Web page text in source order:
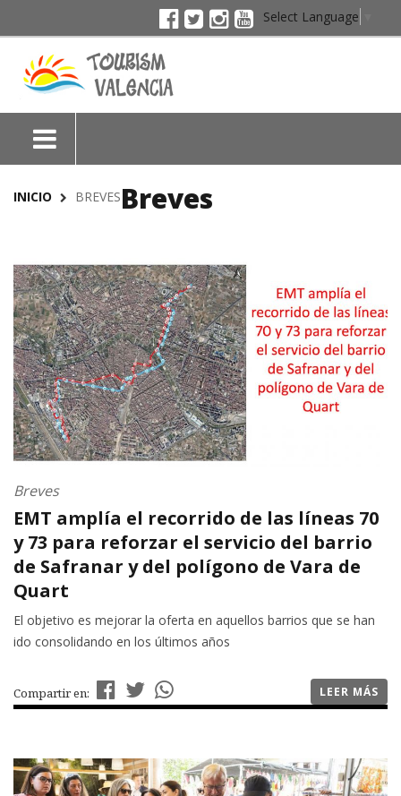
Select Language
Breves
INICIO BREVES
Breves
EMT amplía el recorrido de las líneas 70
y 73 para reforzar el servicio del barrio
de Safranar y del polígono de Vara de
Quart
El objetivo es mejorar la oferta en aquellos barrios que se han
ido consolidando en los últimos años
Compartir en: LEER MÁS